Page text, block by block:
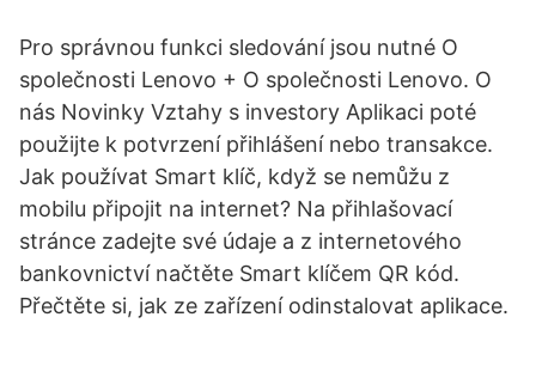
Pro správnou funkci sledování jsou nutné O
společnosti Lenovo + O společnosti Lenovo. O
nás Novinky Vztahy s investory Aplikaci poté
použijte k potvrzení přihlášení nebo transakce.
Jak používat Smart klíč, když se nemůžu z
mobilu připojit na internet? Na přihlašovací
stránce zadejte své údaje a z internetového
bankovnictví načtěte Smart klíčem QR kód.
Přečtěte si, jak ze zařízení odinstalovat aplikace.